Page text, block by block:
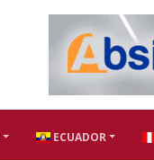
ECUADOR